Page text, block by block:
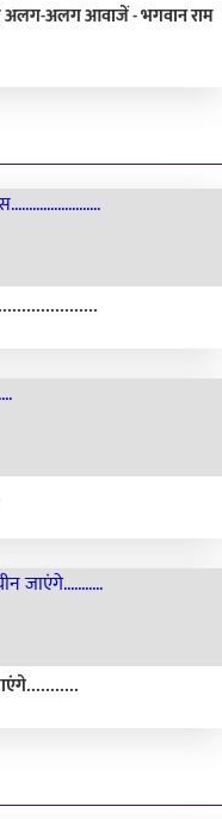
अलग-अलग आवाजें - भगवान राम